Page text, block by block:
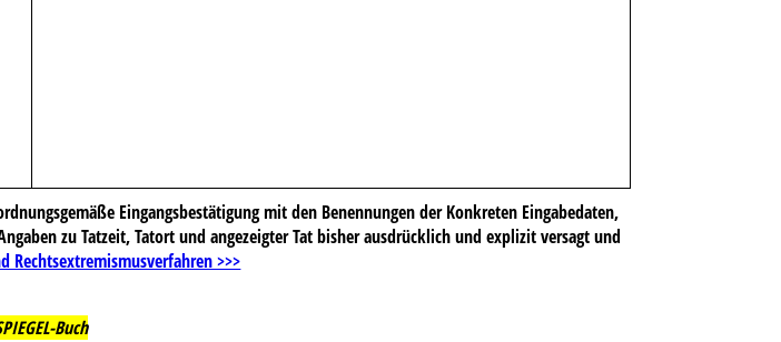
Eingangsbestätigung mit den Benennungen der Konkreten Eingabedaten,
zu Tatzeit, Tatort und angezeigter Tat bisher ausdrücklich und explizit versagt und
Rechtsextremismusverfahren >>>
Buch